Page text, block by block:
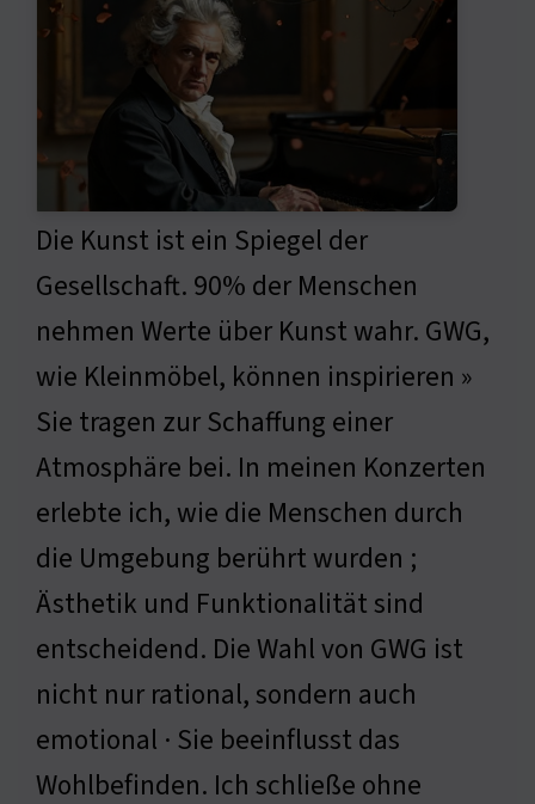
Die Kunst ist ein Spiegel der
Gesellschaft. 90% der Menschen
nehmen Werte über Kunst wahr. GWG,
wie Kleinmöbel, können inspirieren »
Sie tragen zur Schaffung einer
Atmosphäre bei. In meinen Konzerten
erlebte ich, wie die Menschen durch
die Umgebung berührt wurden ;
Ästhetik und Funktionalität sind
entscheidend. Die Wahl von GWG ist
nicht nur rational, sondern auch
emotional · Sie beeinflusst das
Wohlbefinden. Ich schließe ohne